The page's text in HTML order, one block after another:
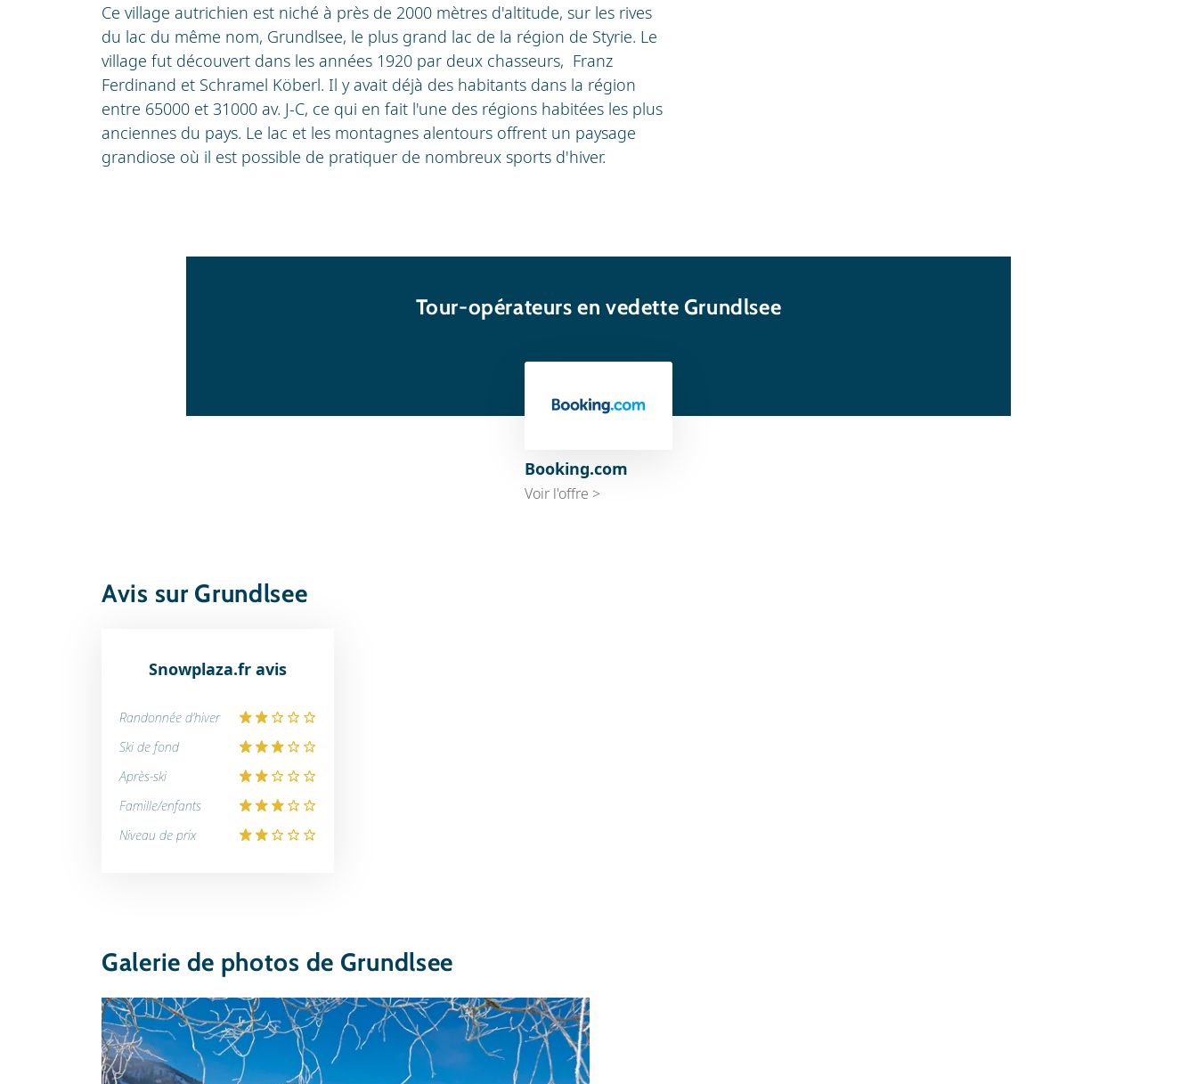
Ce village autrichien est niché à près de 2000 mètres d'altitude, sur les rives
du lac du même nom, Grundlsee, le plus grand lac de la région de Styrie. Le
village fut découvert dans les années 1920 par deux chasseurs, Franz
Ferdinand et Schramel Köberl. Il y avait déjà des habitants dans la région
entre 65000 et 31000 av. J-C, ce qui en fait l'une des régions habitées les plus
anciennes du pays. Le lac et les montagnes alentours offrent un paysage
grandiose où il est possible de pratiquer de nombreux sports d'hiver.
Tour-opérateurs en vedette Grundlsee
Booking.com
Voir l'offre >
Avis sur Grundlsee
Snowplaza.fr avis
Randonnée d'hiver
Ski de fond
Après-ski
Famille/enfants
Niveau de prix
Galerie de photos de Grundlsee